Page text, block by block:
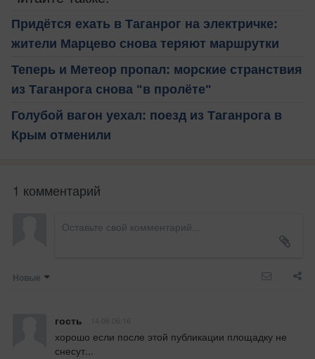
Придётся ехать в Таганрог на электричке:
жители Марцево снова теряют маршрутки
Теперь и Метеор пропал: морские странствия
из Таганрога снова "в пролёте"
Голубой вагон уехал: поезд из Таганрога в
Крым отменили
1 комментарий
Новые
гость
хорошо если после этой публикации площадку не
снесут...